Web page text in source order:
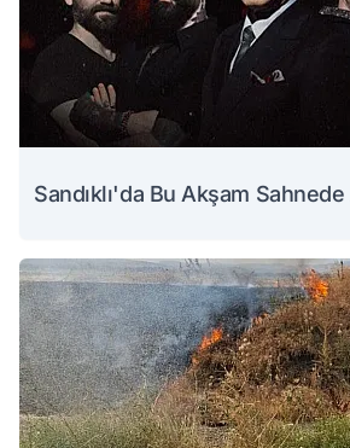
Sandıklı'da Bu Akşam